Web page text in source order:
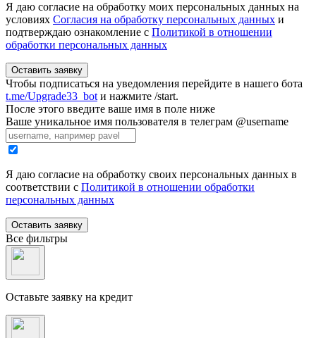
Я даю согласие на обработку моих персональных данных на
условиях Согласия на обработку персональных данных и
подтверждаю ознакомление с Политикой в отношении
обработки персональных данных
Оставить заявку
Чтобы подписаться на уведомления перейдите в нашего бота
t.me/Upgrade33_bot и нажмите /start.
После этого введите ваше имя в поле ниже
Ваше уникальное имя пользователя в телеграм @username
Я даю согласие на обработку своих персональных данных в
соответствии с Политикой в отношении обработки
персональных данных
Оставить заявку
Все фильтры
Оставьте заявку на кредит